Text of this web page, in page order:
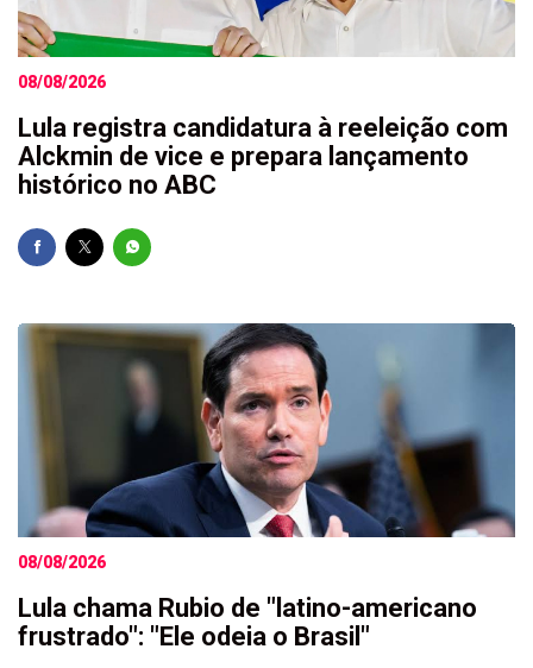
08/08/2026
Lula registra candidatura à reeleição com
Alckmin de vice e prepara lançamento
histórico no ABC
08/08/2026
Lula chama Rubio de "latino-americano
frustrado": "Ele odeia o Brasil"